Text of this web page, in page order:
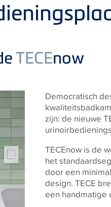
TECEnow
Democratisch
zijn: de nieuwe
TECEnow is de
het
door een
design. TECE
een handmatige